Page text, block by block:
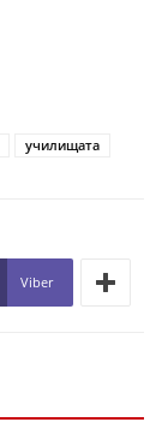
училищата
Viber